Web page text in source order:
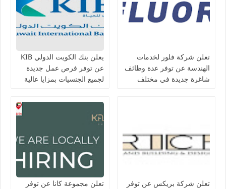
تعلن شركة فلور لخدمات
الهندسة عن توفر عدة وظائف
شاغرة جديدة في مختلف
يعلن بنك الكويت الدولي KIB
عن توفر فرص عمل جديدة
لجميع الجنسيات بمزايا عالية
تعلن شركة بريكس عن توفر
تعلن مجموعة كانا عن توفر